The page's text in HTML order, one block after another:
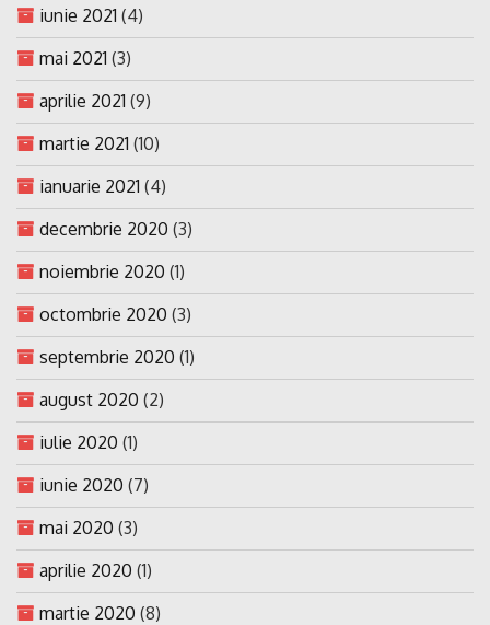
iunie 2021 (4)
mai 2021 (3)
aprilie 2021 (9)
martie 2021 (10)
ianuarie 2021 (4)
decembrie 2020 (3)
noiembrie 2020 (1)
octombrie 2020 (3)
septembrie 2020 (1)
august 2020 (2)
iulie 2020 (1)
iunie 2020 (7)
mai 2020 (3)
aprilie 2020 (1)
martie 2020 (8)